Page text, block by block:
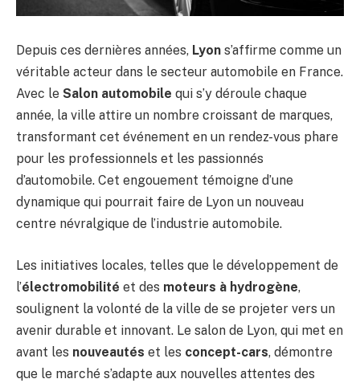
Depuis ces dernières années, Lyon s’affirme comme un
véritable acteur dans le secteur automobile en France.
Avec le Salon automobile qui s’y déroule chaque
année, la ville attire un nombre croissant de marques,
transformant cet événement en un rendez-vous phare
pour les professionnels et les passionnés
d’automobile. Cet engouement témoigne d’une
dynamique qui pourrait faire de Lyon un nouveau
centre névralgique de l’industrie automobile.
Les initiatives locales, telles que le développement de
l’électromobilité et des moteurs à hydrogène,
soulignent la volonté de la ville de se projeter vers un
avenir durable et innovant. Le salon de Lyon, qui met en
avant les nouveautés et les concept-cars, démontre
que le marché s’adapte aux nouvelles attentes des